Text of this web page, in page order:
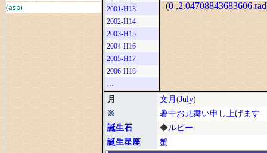
(asp)
2001-H13
2002-H14
2003-H15
2004-H16
2005-H17
2006-H18
…
(0 ,2.04708843683606 rad
月 文月 (July)
※
暑中お見舞い申し上げます
誕生石
◆ルビー
誕生星座
蟹